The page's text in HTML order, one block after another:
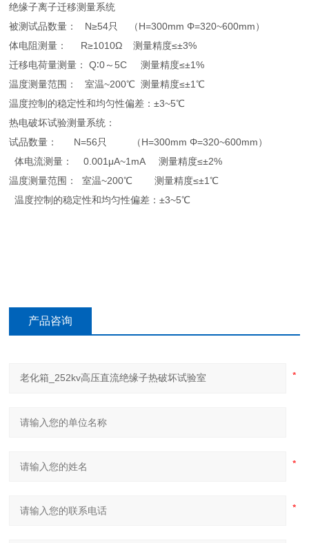
绝缘子离子迁移测量系统
被测试品数量： N≥54只 （H=300mm Φ=320~600mm）
体电阻测量： R≥1010Ω 测量精度≤±3%
迁移电荷量测量： Q∶0～5C 测量精度≤±1%
温度测量范围： 室温~200℃ 测量精度≤±1℃
温度控制的稳定性和均匀性偏差：±3~5℃
热电破坏试验测量系统：
试品数量： N=56只 （H=300mm Φ=320~600mm）
体电流测量： 0.001μA~1mA 测量精度≤±2%
温度测量范围： 室温~200℃ 测量精度≤±1℃
温度控制的稳定性和均匀性偏差：±3~5℃
产品咨询